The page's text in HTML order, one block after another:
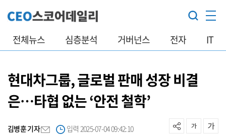
전체뉴스 심층분석 거버넌스 전자 IT
현대차그룹, 글로벌 판매 성장 비결
은…타협 없는 ‘안전 철학’
김병훈 기자 입력 2025-07-04 09:42:10